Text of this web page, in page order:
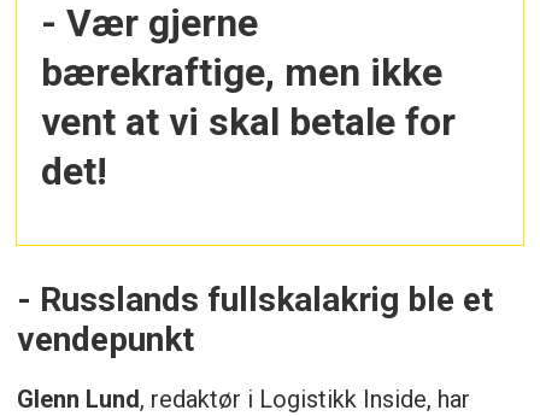
- Vær gjerne
bærekraftige, men ikke
vent at vi skal betale for
det!
- Russlands fullskalakrig ble et
vendepunkt
Glenn Lund, redaktør i Logistikk Inside, har